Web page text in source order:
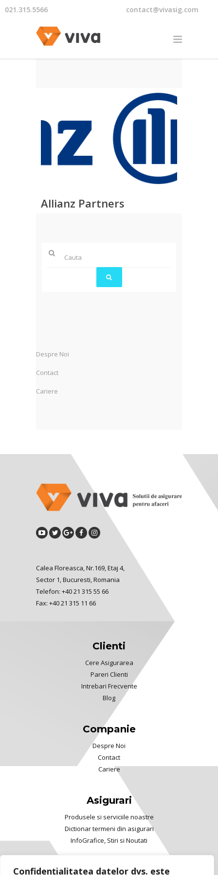
Confidențialitatea datelor dvs. este
021.315.5566 contact@vivasig.com
Allianz Partners
Despre Noi
Contact
Cariere
Calea Floreasca, Nr.169, Etaj 4,
Sector 1, Bucuresti, Romania
Telefon: +40 21 315 55 66
Fax: +40 21 315 11 66
Clienti
Cere Asigurarea
Pareri Clienti
Intrebari Frecvente
Blog
Companie
Despre Noi
Contact
Cariere
Asigurari
Produsele si serviciile noastre
Dictionar termeni din asigurari
InfoGrafice, Stiri si Noutati